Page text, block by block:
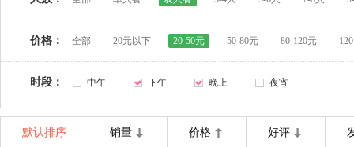
价格： 全部 20元以下 20-50元 50-80元 80-120元
时段： 中午 下午 晚上 夜宵
默认排序 销量 价格 好评